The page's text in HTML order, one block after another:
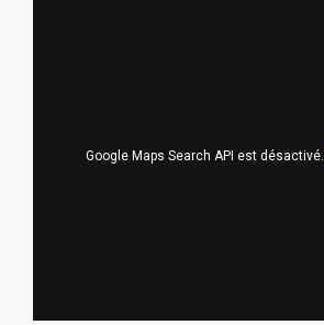
Google Maps Search API est désactivé.